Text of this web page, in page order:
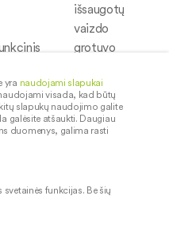
išsaugotų
vaizdo
grotuvo
naudojant
įterptąjį
„YouTube“
naudoja
yra naudojami slapukai
visada, kad būtų
slapukų naudojimo galite
galėsite atšaukti. Daugiau
duomenys, galima rasti
funkcijas. Be šių